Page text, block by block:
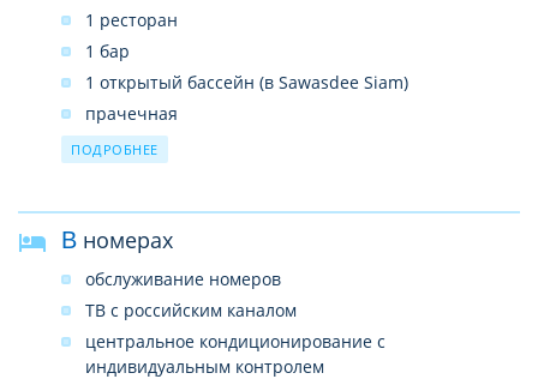
1 ресторан
1 бар
1 открытый бассейн (в Sawasdee Siam)
прачечная
почтовые услуги
бизнес-центр
беспроводной интернет в лобби (платно)
ПОДРОБНЕЕ
В номерах
обслуживание номеров
ТВ с российским каналом
центральное кондиционирование с
индивидуальным контролем